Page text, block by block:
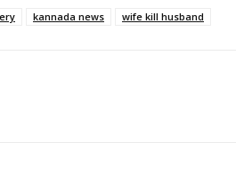
kannada news wife kill husband